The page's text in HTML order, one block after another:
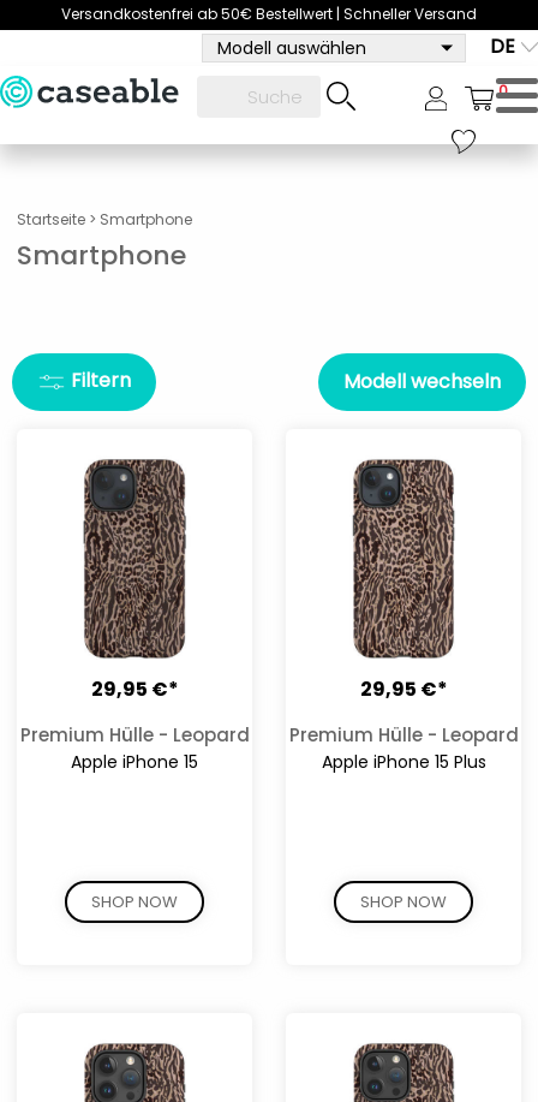
Versandkostenfrei ab 50€ Bestellwert | Schneller Versand
DE
Modell auswählen
0
Startseite > Smartphone
Smartphone
Filtern Modell wechseln
29,95 €*
Premium Hülle - Leopard
Apple iPhone 15
SHOP NOW
29,95 €*
Premium Hülle - Leopard
Apple iPhone 15 Plus
SHOP NOW